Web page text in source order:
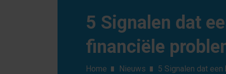
5 Signalen dat
financiële
Home Nieuws 5 Signalen dat